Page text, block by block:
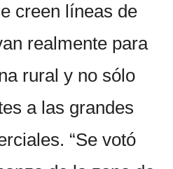
creen líneas de
realmente para
rural y no sólo
a las grandes
“Se votó